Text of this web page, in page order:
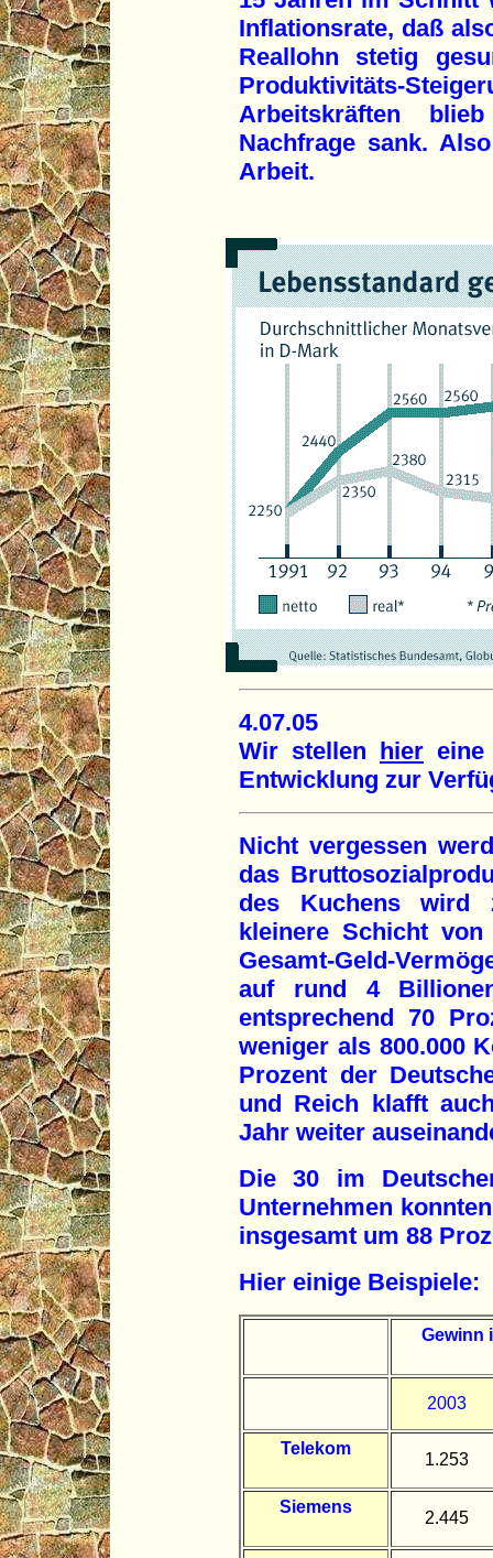
Inflationsrate, daß
Reallohn stetig
Produktivitäts-
Arbeitskräften
Nachfrage sank.
Arbeit.
4.07.05
Wir stellen hier
Entwicklung zur
Nicht vergessen
das
des Kuchens wird
kleinere Schicht von
Gesamt-Geld-
auf rund 4
entsprechend 70
weniger als 800.000
Prozent der
und Reich klafft
Jahr weiter
Die 30 im
Unternehmen
insgesamt um 88
Hier einige Beispiele:
Gewinn
2003
Telekom
1.253
Siemens
2.445